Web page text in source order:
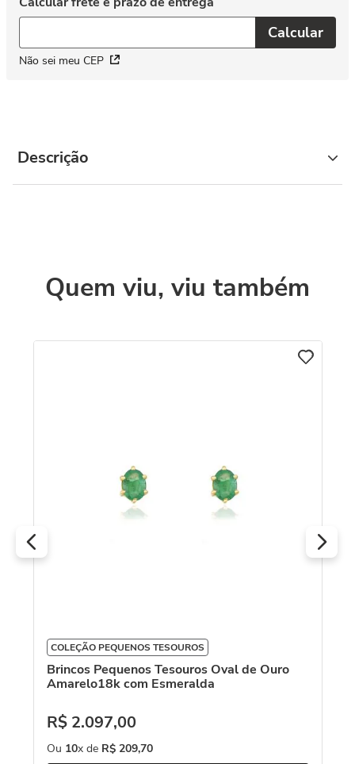
Não sei meu CEP
Descrição
Quem viu, viu também
COLEÇÃO PEQUENOS TESOUROS
Brincos Pequenos Tesouros Oval de Ouro
Amarelo18k com Esmeralda
R$ 2.097,00
Ou 10x de R$ 209,70